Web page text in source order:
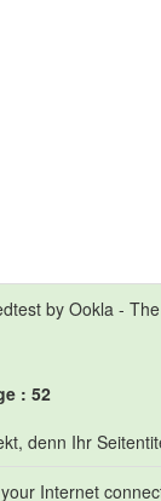
by Ookla -
: 52
denn Ihr
Internet